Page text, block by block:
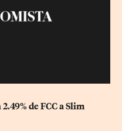
de FCC a Slim